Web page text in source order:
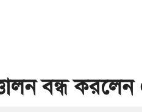
বন্ধ করলেন